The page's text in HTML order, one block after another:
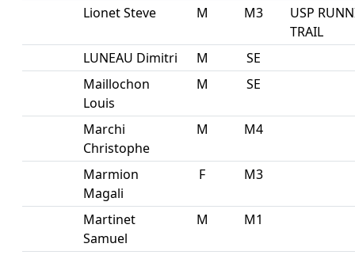
Lionet Steve
M M3
USP
TRAIL
LUNEAU Dimitri
M
SE
Maillochon
Louis
M SE
Marchi
Christophe
M M4
Marmion
Magali
F M3
Martinet
Samuel
M M1